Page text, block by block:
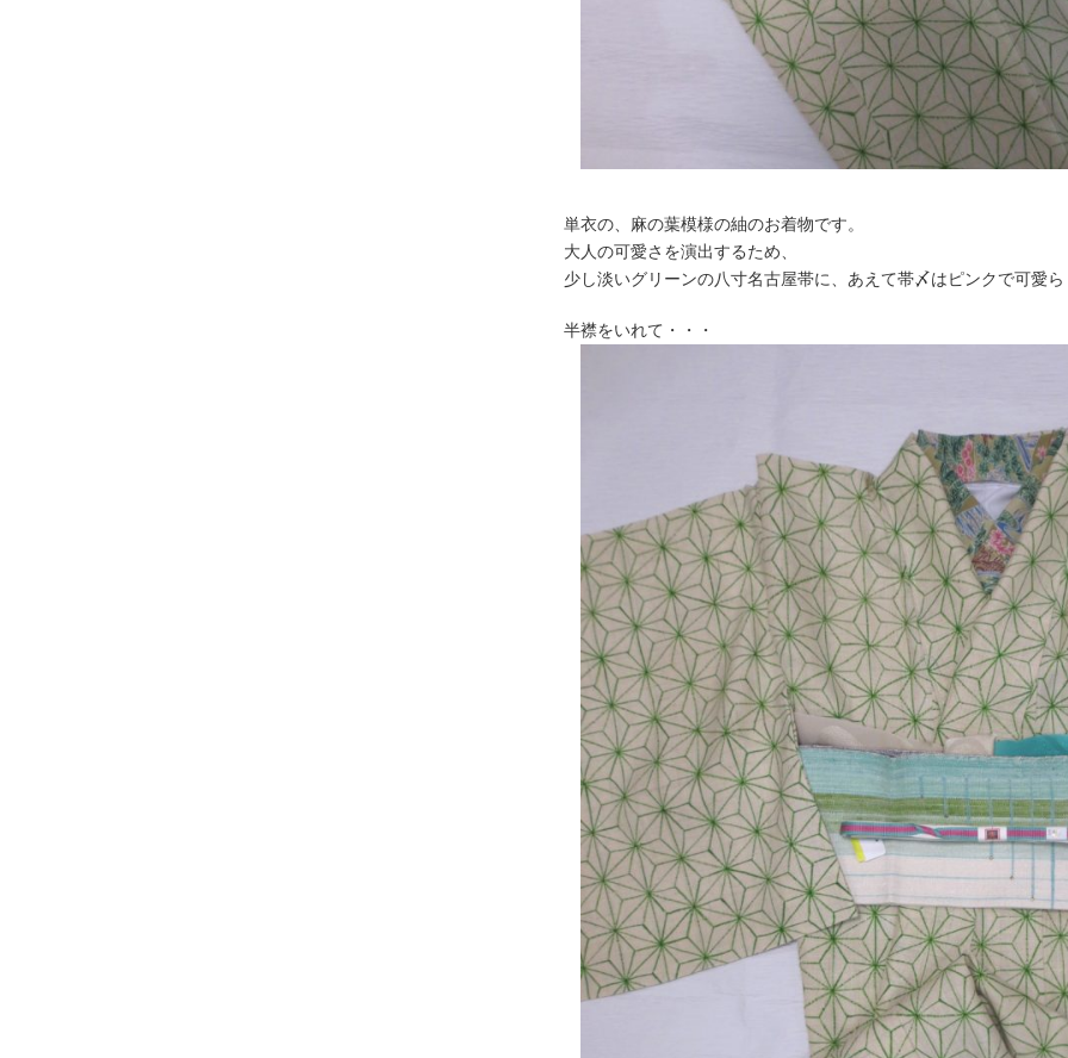
単衣の、麻の葉模様の紬のお着物です。
大人の可愛さを演出するため、
少し淡いグリーンの八寸名古屋帯に、あえて帯〆はピンクで可愛ら
半襟をいれて・・・